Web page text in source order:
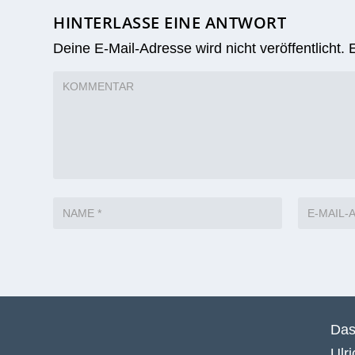
HINTERLASSE EINE ANTWORT
Deine E-Mail-Adresse wird nicht veröffentlicht.